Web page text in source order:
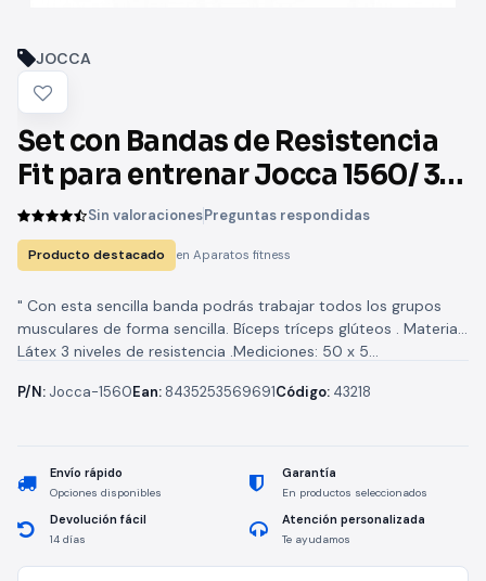
JOCCA
Set con Bandas de Resistencia
Fit para entrenar Jocca 1560/ 3
unidadesSin valoracionesPreguntas respondidas
Producto destacado en Aparatos fitness
" Con esta sencilla banda podrás trabajar todos los grupos
musculares de forma sencilla. Bíceps tríceps glúteos . Material:
Látex 3 niveles de resistencia .Mediciones: 50 x 5...
P/N: Jocca-1560Ean: 8435253569691Código: 43218
Envío rápido
Opciones disponibles
Garantía
En productos seleccionados
Devolución fácil
14 días
Atención personalizada
Te ayudamos